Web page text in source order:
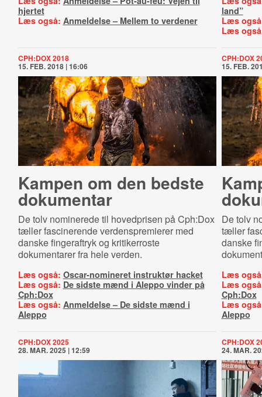
hjertet
Læs også: Anmeldelse – Mellem to verdener
land”
Læs
Læs
CPH:DOX 2018
15. FEB. 2018 | 16:06
Kampen om den bedste
dokumentar
De tolv nominerede til hovedprisen på Cph:Dox
tæller fascinerende verdenspremierer med
danske fingeraftryk og kritikerroste
dokumentarer fra hele verden.
Læs også: Oscar-nomineret instruktør hacket
Læs også: De sidste mænd i Aleppo vinder på
Cph:Dox
Læs også: Anmeldelse – De sidste mænd i
Aleppo
CPH:DOX
15. FEB.
De tolv
tæller
danske
Læs
Læs
Cph:Dox
Læs
Aleppo
CPH:DOX 2025
28. MAR. 2025 | 12:59
CPH:DOX
24. MAR.